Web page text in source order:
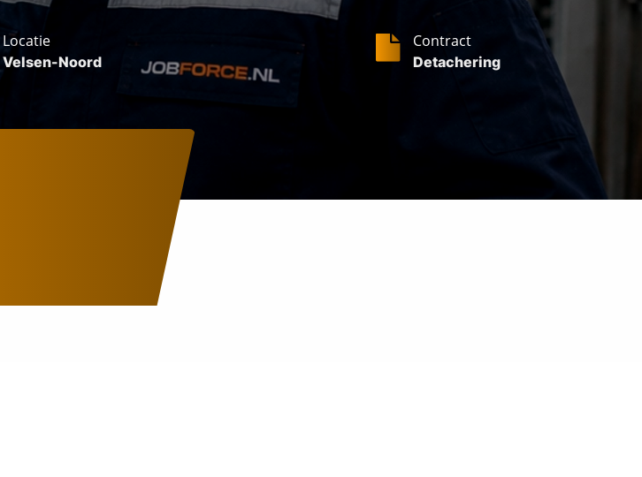
Locatie
Velsen-Noord
Contract
Detachering